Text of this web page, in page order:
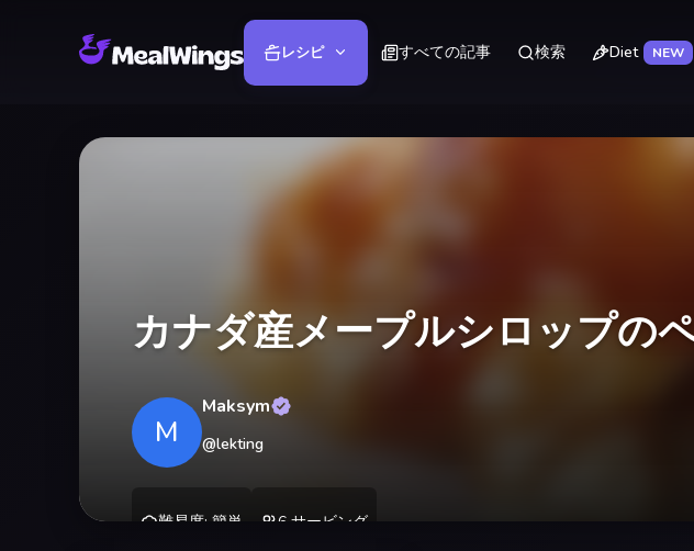
レシピ すべての記事 検索 Diet NEW
カナダ産メープルシロップの
M
Maksym
@lekting
難易度: 簡単 6 サービング